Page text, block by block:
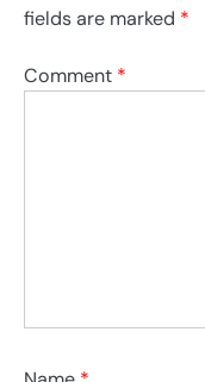
fields are marked *
Comment *